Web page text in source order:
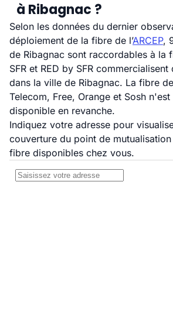
à Ribagnac ?
Selon les données du dernier
déploiement de la fibre de l’ARCEP,
de Ribagnac sont raccordables à la
SFR et RED by SFR
dans la ville de Ribagnac. La fibre
Telecom, Free, Orange et Sosh
disponible en revanche.
Indiquez votre adresse pour
couverture du point de
fibre disponibles chez vous.